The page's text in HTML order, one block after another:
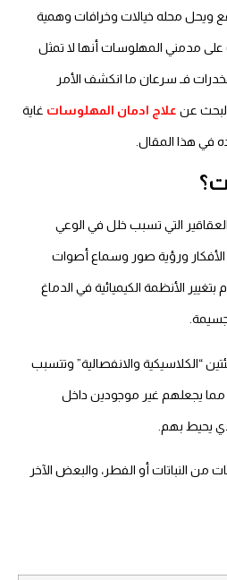
ويحل محله خيالات وخرافات وهمية
على مدمني المهلوسات أنها لا تمثل
فـ سرعان ما انكشف الأمر
عن علاج ادمان المهلوسات غاية
في هذا المقال.
التي تسبب خلل في الوعي
ورؤية صور وسماع أصوات
الأنظمة الكيميائية في الدماغ
جسيمة.
“الكلاسيكية والانفصالية” وتتسبب
مما يجعلهم غير موجودين داخل
يحيط بهم.
النباتات أو الفطر، والبعض الآخر